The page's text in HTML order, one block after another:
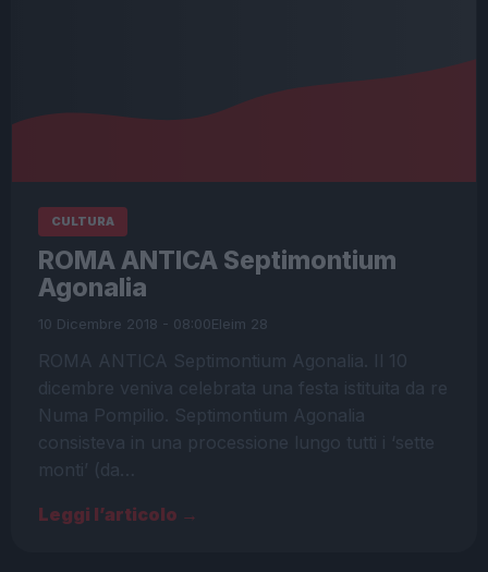
CULTURA
ROMA ANTICA Septimontium
Agonalia
10 Dicembre 2018 - 08:00Eleim 28
ROMA ANTICA Septimontium Agonalia. Il 10
dicembre veniva celebrata una festa istituita da re
Numa Pompilio. Septimontium Agonalia
consisteva in una processione lungo tutti i ‘sette
monti’ (da…
Leggi l’articolo →